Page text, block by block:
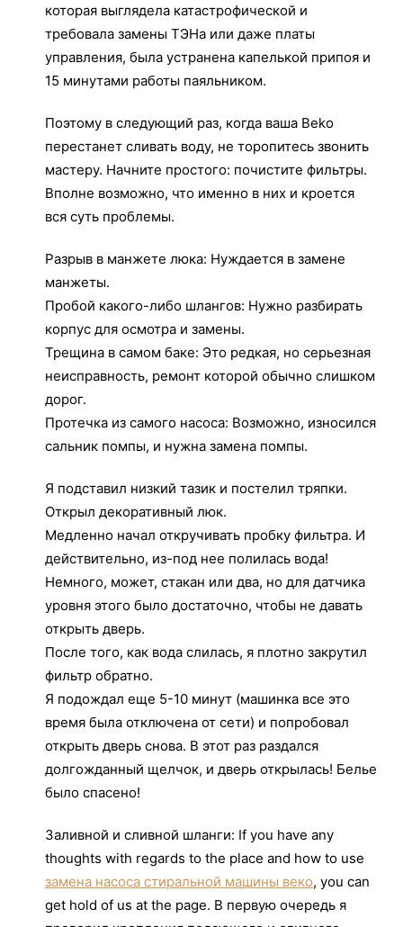
которая выглядела катастрофической и
требовала замены ТЭНа или даже платы
управления, была устранена капелькой припоя и
15 минутами работы паяльником.
Поэтому в следующий раз, когда ваша Beko
перестанет сливать воду, не торопитесь звонить
мастеру. Начните простого: почистите фильтры.
Вполне возможно, что именно в них и кроется
вся суть проблемы.
Разрыв в манжете люка: Нуждается в замене
манжеты.
Пробой какого-либо шлангов: Нужно разбирать
корпус для осмотра и замены.
Трещина в самом баке: Это редкая, но серьезная
неисправность, ремонт которой обычно слишком
дорог.
Протечка из самого насоса: Возможно, износился
сальник помпы, и нужна замена помпы.
Я подставил низкий тазик и постелил тряпки.
Открыл декоративный люк.
Медленно начал откручивать пробку фильтра. И
действительно, из-под нее полилась вода!
Немного, может, стакан или два, но для датчика
уровня этого было достаточно, чтобы не давать
открыть дверь.
После того, как вода слилась, я плотно закрутил
фильтр обратно.
Я подождал еще 5-10 минут (машинка все это
время была отключена от сети) и попробовал
открыть дверь снова. В этот раз раздался
долгожданный щелчок, и дверь открылась! Белье
было спасено!
Заливной и сливной шланги: If you have any
thoughts with regards to the place and how to use
замена насоса стиральной машины веко, you can
get hold of us at the page. В первую очередь я